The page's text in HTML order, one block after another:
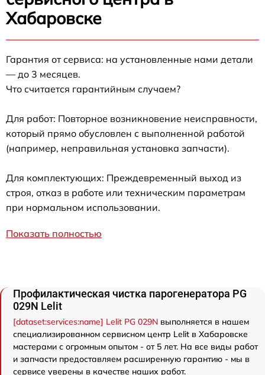
Хабаровске
Гарантия от сервиса: на установленные нами детали
— до 3 месяцев.
Что считается гарантийным случаем?
Для работ: Повторное возникновение неисправности,
который прямо обусловлен с выполненной работой
(например, неправильная установка запчасти).
Для комплектующих: Преждевременный выход из
строя, отказ в работе или техническим параметрам
при нормальном использовании.
Показать полностью
Профилактическая чистка парогенератора PG
029N Lelit
[dataset:services:name] Lelit PG 029N выполняется в нашем
специализированном сервисном центр Lelit в Хабаровске
мастерами с огромным опытом - от 5 лет. На все виды работ
и запчасти предоставляем расширенную гарантию - мы в
сервисе уверены в качестве наших работ.